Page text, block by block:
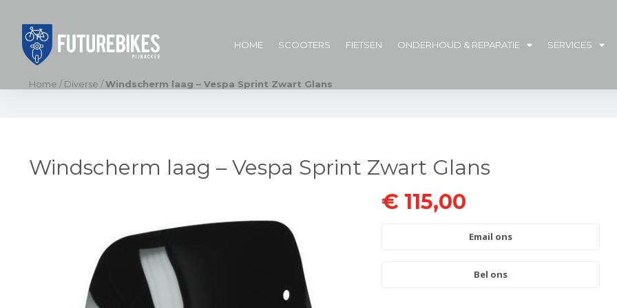
HOME SCOOTERS FIETSEN ONDERHOUD & REPARATIE SERVICES
Home /Diverse /Windscherm laag – Vespa Sprint Zwart Glans
Windscherm laag – Vespa Sprint Zwart Glans
€ 115,00
Email ons
Bel ons